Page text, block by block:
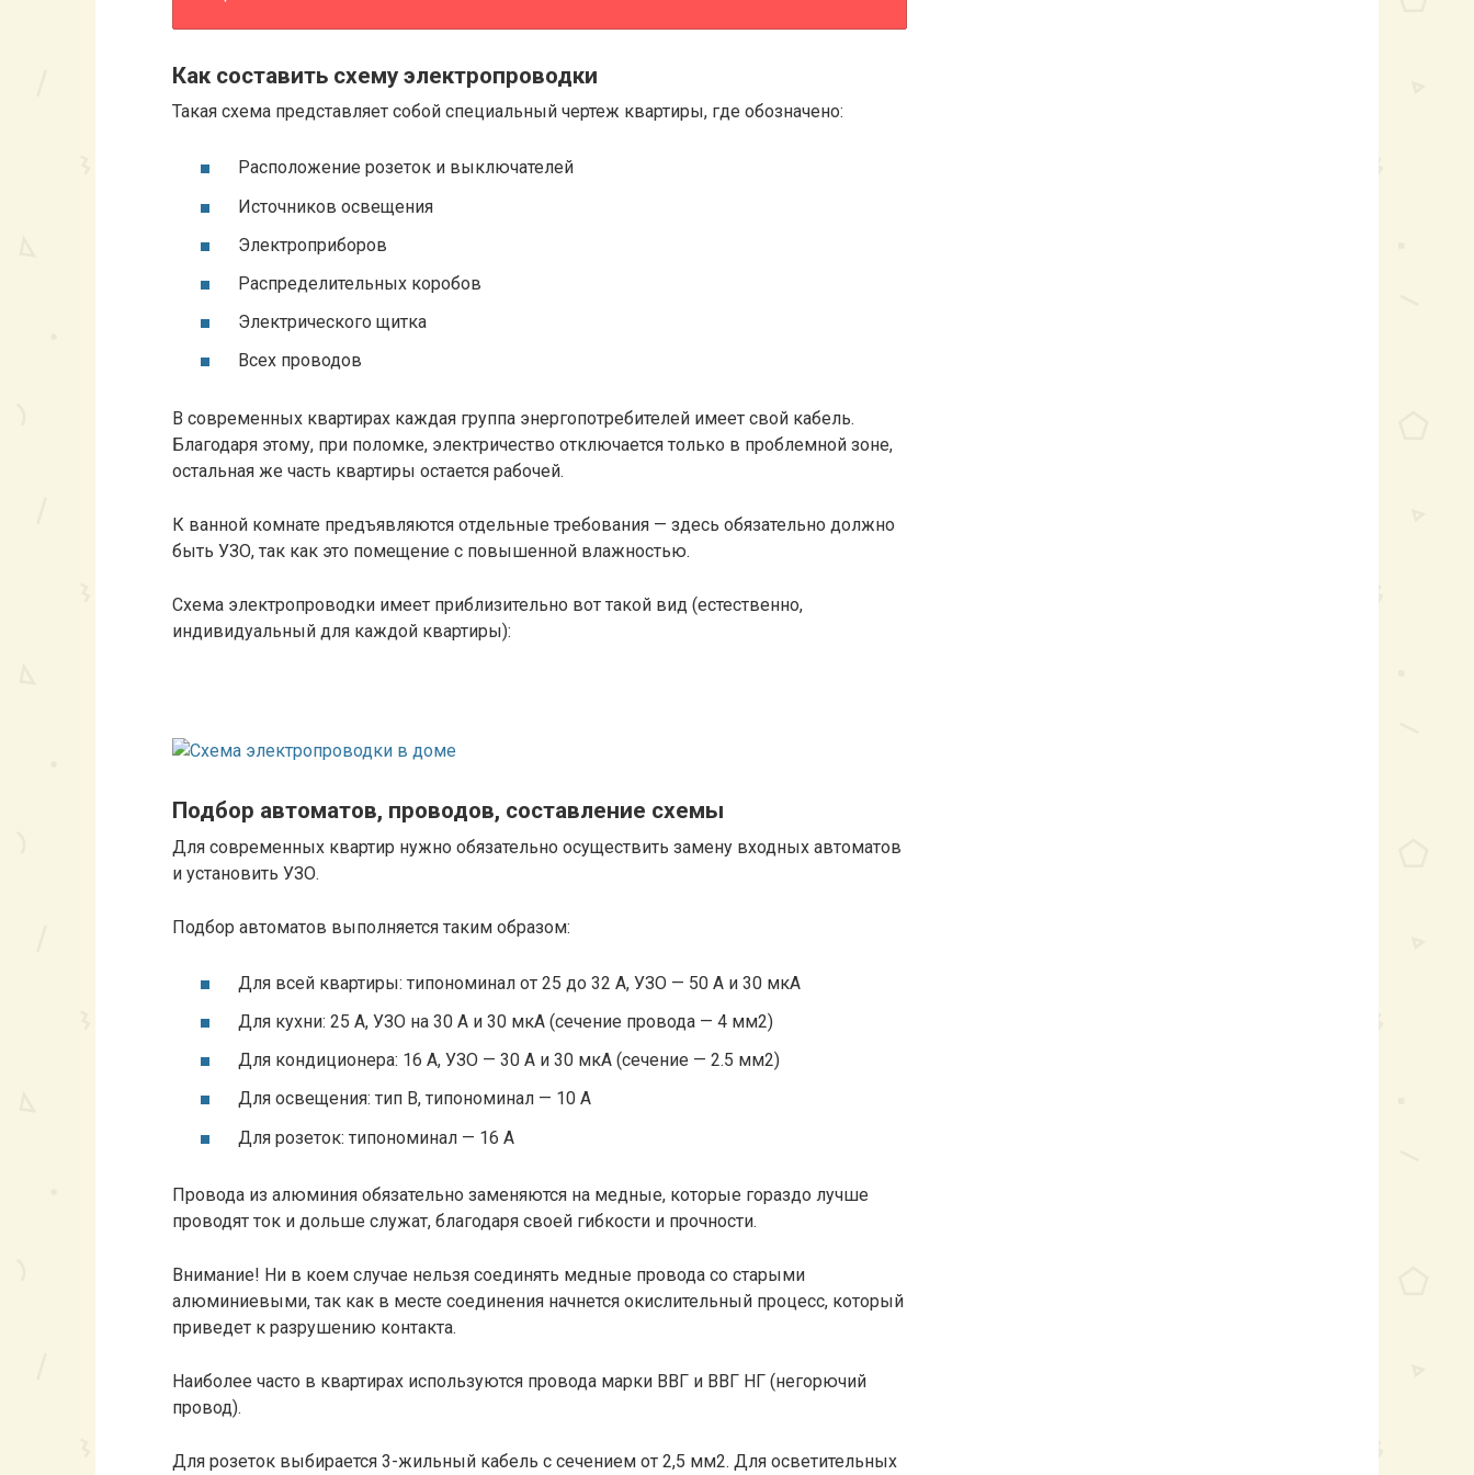
Как составить схему электропроводки
Такая схема представляет собой специальный чертеж квартиры, где обозначено:
Расположение розеток и выключателей
Источников освещения
Электроприборов
Распределительных коробов
Электрического щитка
Всех проводов
В современных квартирах каждая группа энергопотребителей имеет свой кабель.
Благодаря этому, при поломке, электричество отключается только в проблемной зоне,
остальная же часть квартиры остается рабочей.
К ванной комнате предъявляются отдельные требования — здесь обязательно должно
быть УЗО, так как это помещение с повышенной влажностью.
Схема электропроводки имеет приблизительно вот такой вид (естественно,
индивидуальный для каждой квартиры):
Подбор автоматов, проводов, составление схемы
Для современных квартир нужно обязательно осуществить замену входных автоматов
и установить УЗО.
Подбор автоматов выполняется таким образом:
Для всей квартиры: типономинал от 25 до 32 А, УЗО — 50 А и 30 мкА
Для кухни: 25 А, УЗО на 30 А и 30 мкА (сечение провода — 4 мм2)
Для кондиционера: 16 А, УЗО — 30 А и 30 мкА (сечение — 2.5 мм2)
Для освещения: тип B, типономинал — 10 А
Для розеток: типономинал — 16 А
Провода из алюминия обязательно заменяются на медные, которые гораздо лучше
проводят ток и дольше служат, благодаря своей гибкости и прочности.
Внимание! Ни в коем случае нельзя соединять медные провода со старыми
алюминиевыми, так как в месте соединения начнется окислительный процесс, который
приведет к разрушению контакта.
Наиболее часто в квартирах используются провода марки ВВГ и ВВГ НГ (негорючий
провод).
Для розеток выбирается 3-жильный кабель с сечением от 2,5 мм2. Для осветительных